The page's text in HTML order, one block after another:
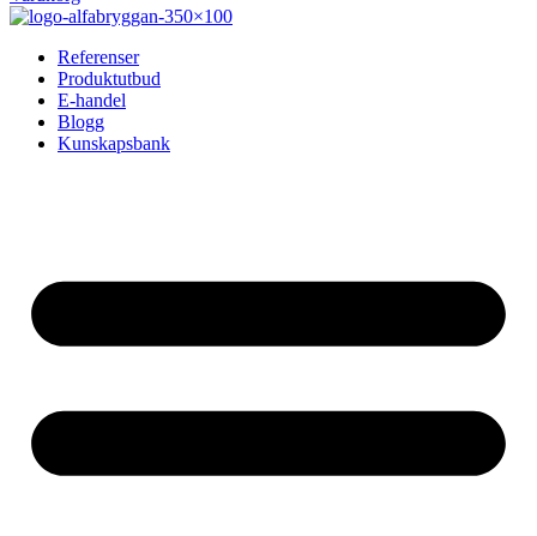
Referenser
Produktutbud
E-handel
Blogg
Kunskapsbank